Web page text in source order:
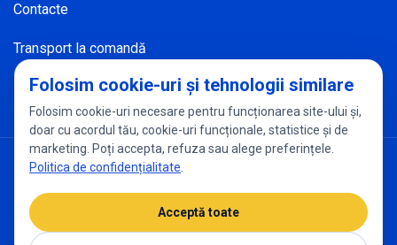
Contacte
Transport la comandă
Politica de confidențialitate Setări cookies
Folosim cookie-uri și tehnologii similare
Folosim cookie-uri necesare pentru funcționarea site-ului și,
doar cu acordul tău, cookie-uri funcționale, statistice și de
marketing. Poți accepta, refuza sau alege preferințele.
Politica de confidențialitate
Acceptă toate